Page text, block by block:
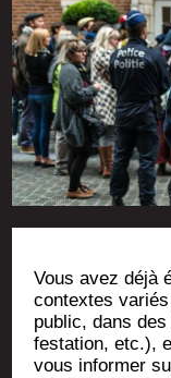
Vous avez déjà
contextes
public, dans
fes­ta­tion, etc.),
vous infor­mer